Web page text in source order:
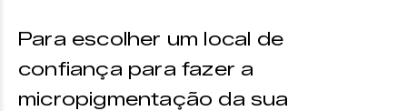
Para escolher um local de
confiança para fazer a
micropigmentação da sua